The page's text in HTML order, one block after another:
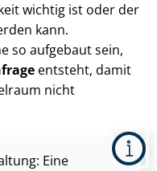
wichtig ist oder der
kann.
so aufgebaut sein,
entsteht, damit
nicht
Eine